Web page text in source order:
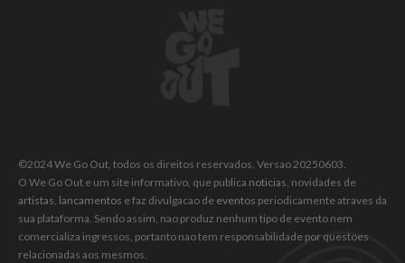
©2024 We Go Out, todos os direitos reservados. Versao 20250603.
O We Go Out e um site informativo, que publica noticias, novidades de
artistas, lancamentos e faz divulgacao de eventos periodicamente atraves da
sua plataforma. Sendo assim, nao produz nenhum tipo de evento nem
comercializa ingressos, portanto nao tem responsabilidade por questoes
relacionadas aos mesmos.